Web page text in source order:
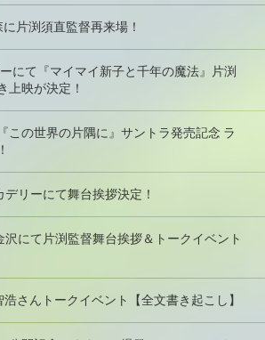
片渕須直監督再来場！
にて『マイマイ新子と千年の魔法』片渕
上映が決定！
この世界の片隅に』サントラ発売記念 ラ
リーにて舞台挨拶決定！
にて片渕監督舞台挨拶＆トークイベント
さんトークイベント【全文書き起こし】